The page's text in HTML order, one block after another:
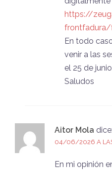
https://
En todo
venir a las
el 25 de
Saludos
Aitor Mola dice:
04/06/2026 A
En mi opinión